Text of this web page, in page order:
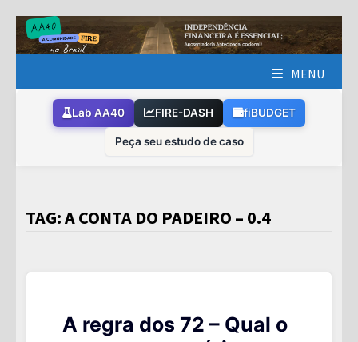
Skip
to
MENU
Lab AA40 FIRE-DASH fiBUDGET
Peça seu estudo de caso
TAG:A CONTA DO PADEIRO – 0.4
A regra dos 72 – Qual o